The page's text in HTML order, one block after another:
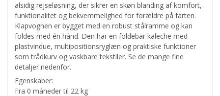
alsidig rejseløsning, der sikrer en skøn blanding af komfort,
funktionalitet og bekvemmelighed for forældre på farten.
Klapvognen er bygget med en robust stålramme og kan
foldes med én hånd. Den har en foldebar kaleche med
plastvindue, multipositionsryglæn og praktiske funktioner
som trådkurv og vaskbare tekstiler. Se de mange fine
detaljer nedenfor.
Egenskaber:
Fra 0 måneder til 22 kg